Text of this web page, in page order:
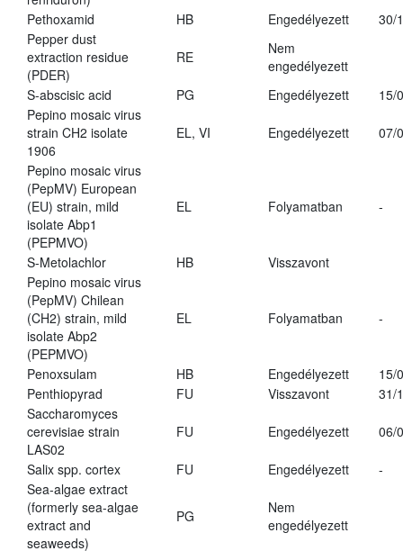
Pethoxamid
HB Engedélyezett
30/
Pepper dust
extraction residue
(PDER)
RE
Nem
engedélyezett
S-abscisic acid
PG Engedélyezett
15/
Pepino mosaic virus
strain CH2 isolate
1906
EL, VI Engedélyezett 07/
Pepino mosaic virus
(PepMV) European
(EU) strain, mild
isolate Abp1
(PEPMVO)
EL Folyamatban -
S-Metolachlor HB
Visszavont
Pepino mosaic virus
(PepMV) Chilean
(CH2) strain, mild
isolate Abp2
(PEPMVO)
EL Folyamatban -
Penoxsulam HB Engedélyezett
15/
Penthiopyrad
FU Visszavont
31/
Saccharomyces
cerevisiae strain
LAS02
FU Engedélyezett 06/
Salix spp. cortex FU Engedélyezett
-
Sea-algae extract
(formerly sea-algae
extract and
seaweeds)
PG
Nem
engedélyezett